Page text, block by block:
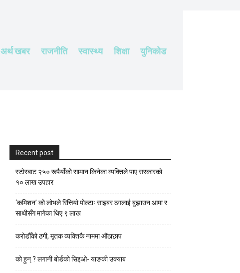
अर्थ खबर राजनीति स्वास्थ्य शिक्षा युनिकोड
Recent post
स्टाेरबाट २५० रूपैयाँको सामान किनेका व्यक्तिले पाए सरकारको
१० लाख उपहार
‘कमिशन’ को लोभले रित्तियो पोल्टाः साइबर ठगलाई बुझाउन आमा र
साथीसँग मागेका थिए ९ लाख
करोडौँको ठगी, मृतक व्यक्तिकै नाममा औंठाछाप
को हुन् ? लगानी बोर्डको सिइओ- याङकी उक्याब